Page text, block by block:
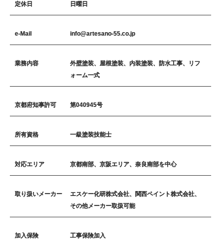
定休日 日曜日
e-Mail info@artesano-55.co.jp
業務内容
外壁塗装、屋根塗装、内装塗装、防水工事、リフ
ォーム一式
京都府知事許可 第040945号
所有資格 一級塗装技能士
対応エリア 京都南部、京阪エリア、奈良南部を中心
取り扱いメーカー
エスケー化研株式会社、関西ペイント株式会社、
その他メーカー取扱可能
加入保険 工事保険加入